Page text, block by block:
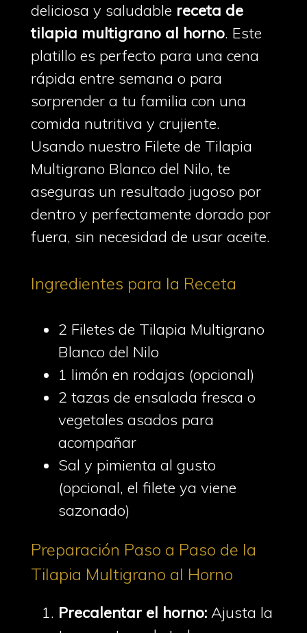
deliciosa y saludable receta de
tilapia multigrano al horno. Este
platillo es perfecto para una cena
rápida entre semana o para
sorprender a tu familia con una
comida nutritiva y crujiente.
Usando nuestro Filete de Tilapia
Multigrano Blanco del Nilo, te
aseguras un resultado jugoso por
dentro y perfectamente dorado por
fuera, sin necesidad de usar aceite.
Ingredientes para la Receta
2 Filetes de Tilapia Multigrano
Blanco del Nilo
1 limón en rodajas (opcional)
2 tazas de ensalada fresca o
vegetales asados para
acompañar
Sal y pimienta al gusto
(opcional, el filete ya viene
sazonado)
Preparación Paso a Paso de la
Tilapia Multigrano al Horno
Precalentar el horno: Ajusta la